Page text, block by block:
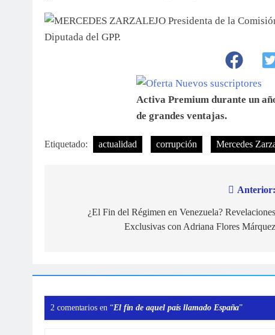
Activa Premium durante un
de grandes ventajas.
Etiquetado: actualidad corrupción Mercedes
Anterior:
¿El Fin del Régimen en Venezuela? Revelaciones
Exclusivas con Adriana Flores Márquez
2 comentarios en “El fin de aquel país llamado España”